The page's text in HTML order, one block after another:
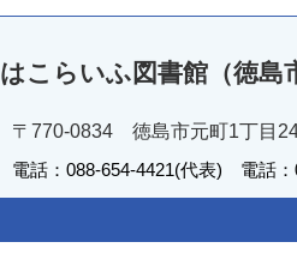
はこらいふ図書館（徳島
〒770-0834 徳島市元町1丁目
電話：088-654-4421(代表) 電話